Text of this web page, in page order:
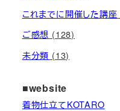
これまでに開催した講座
ご感想 (128)
未分類 (13)
■website
着物仕立てKOTARO